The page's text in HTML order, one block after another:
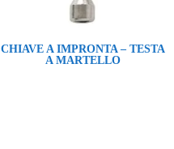
CHIAVE A IMPRONTA – TESTA
A MARTELLO